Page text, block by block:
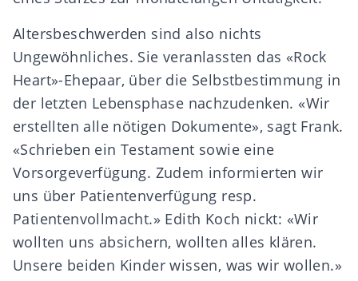
Altersbeschwerden sind also nichts
Ungewöhnliches. Sie veranlassten das «Rock
Heart»-Ehepaar, über die Selbstbestimmung in
der letzten Lebensphase nachzudenken. «Wir
erstellten alle nötigen Dokumente», sagt Frank.
«Schrieben ein Testament sowie eine
Vorsorgeverfügung. Zudem informierten wir
uns über Patientenverfügung resp.
Patientenvollmacht.» Edith Koch nickt: «Wir
wollten uns absichern, wollten alles klären.
Unsere beiden Kinder wissen, was wir wollen.»